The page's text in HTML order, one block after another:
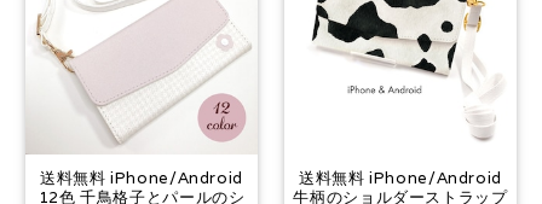
送料無料 iPhone/Android
12色 千鳥格子とパールのシ
送料無料 iPhone/Android
牛柄のショルダーストラップ